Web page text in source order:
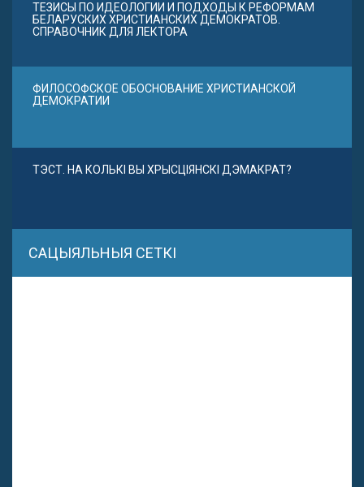
ТЕЗИСЫ ПО ИДЕОЛОГИИ И ПОДХОДЫ К РЕФОРМАМ
БЕЛАРУСКИХ ХРИСТИАНСКИХ ДЕМОКРАТОВ.
СПРАВОЧНИК ДЛЯ ЛЕКТОРА
ФИЛОСОФСКОЕ ОБОСНОВАНИЕ ХРИСТИАНСКОЙ
ДЕМОКРАТИИ
ТЭСТ. НА КОЛЬКІ ВЫ ХРЫСЦІЯНСКІ ДЭМАКРАТ?
САЦЫЯЛЬНЫЯ СЕТКІ